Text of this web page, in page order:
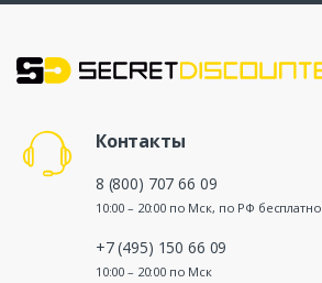
Контакты
8 (800) 707 66 09
10:00 – 20:00 по Мск, по РФ бесплатно
+7 (495) 150 66 09
10:00 – 20:00 по Мск